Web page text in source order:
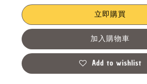
立即購買
加入購物車
Add to wishlist